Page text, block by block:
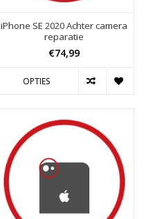
iPhone SE 2020 Achter camera
reparatie
€74,99
OPTIES